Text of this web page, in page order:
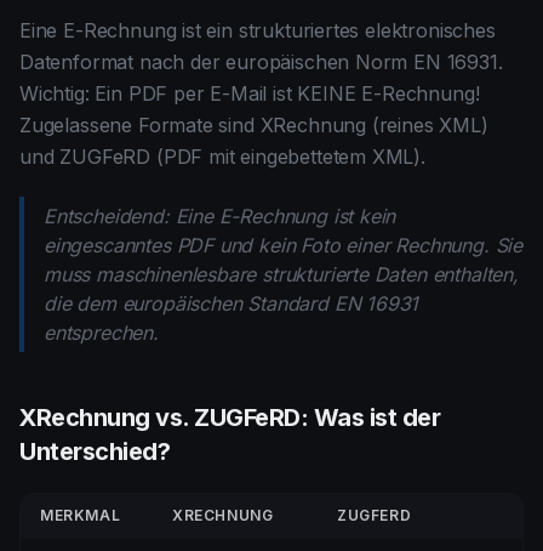
Eine E-Rechnung ist ein strukturiertes elektronisches
Datenformat nach der europäischen Norm EN 16931.
Wichtig: Ein PDF per E-Mail ist KEINE E-Rechnung!
Zugelassene Formate sind XRechnung (reines XML)
und ZUGFeRD (PDF mit eingebettetem XML).
Entscheidend: Eine E-Rechnung ist kein
eingescanntes PDF und kein Foto einer Rechnung. Sie
muss maschinenlesbare strukturierte Daten enthalten,
die dem europäischen Standard EN 16931
entsprechen.
XRechnung vs. ZUGFeRD: Was ist der
Unterschied?
MERKMAL XRECHNUNG ZUGFERD